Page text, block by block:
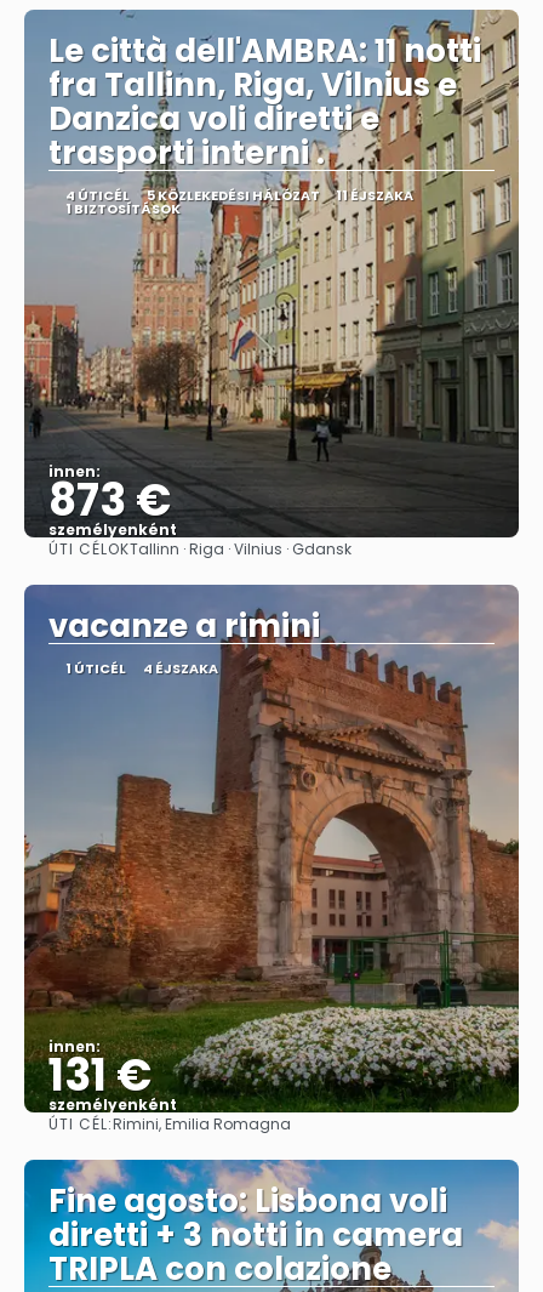
Le città dell'AMBRA: 11 notti
fra Tallinn, Riga, Vilnius e
Danzica voli diretti e
trasporti interni .
4 ÚTICÉL 5 KÖZLEKEDÉSI HÁLÓZAT 11 ÉJSZAKA
1 BIZTOSÍTÁSOK
innen:
873 €
személyenként
Megnézem
ÚTI CÉLOKTallinn · Riga · Vilnius · Gdansk
vacanze a rimini
1 ÚTICÉL 4 ÉJSZAKA
innen:
131 €
személyenként
Megnézem
ÚTI CÉL:Rimini, Emilia Romagna
Fine agosto: Lisbona voli
diretti + 3 notti in camera
TRIPLA con colazione